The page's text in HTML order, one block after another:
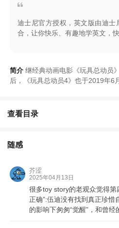
迪士尼官方授权，英文版由迪士
合，让你快乐、有趣地学英文，
继经典动画电影 《玩具总动员》
后 ， 《玩具总动员4》 也于2019年6
简介
查看目录
随感
芥涩
2025年04月13日
很多toy story的老观众觉得第
正确”:伍迪没有找到真正珍惜
的影响下匆匆“觉醒”， 和曾经